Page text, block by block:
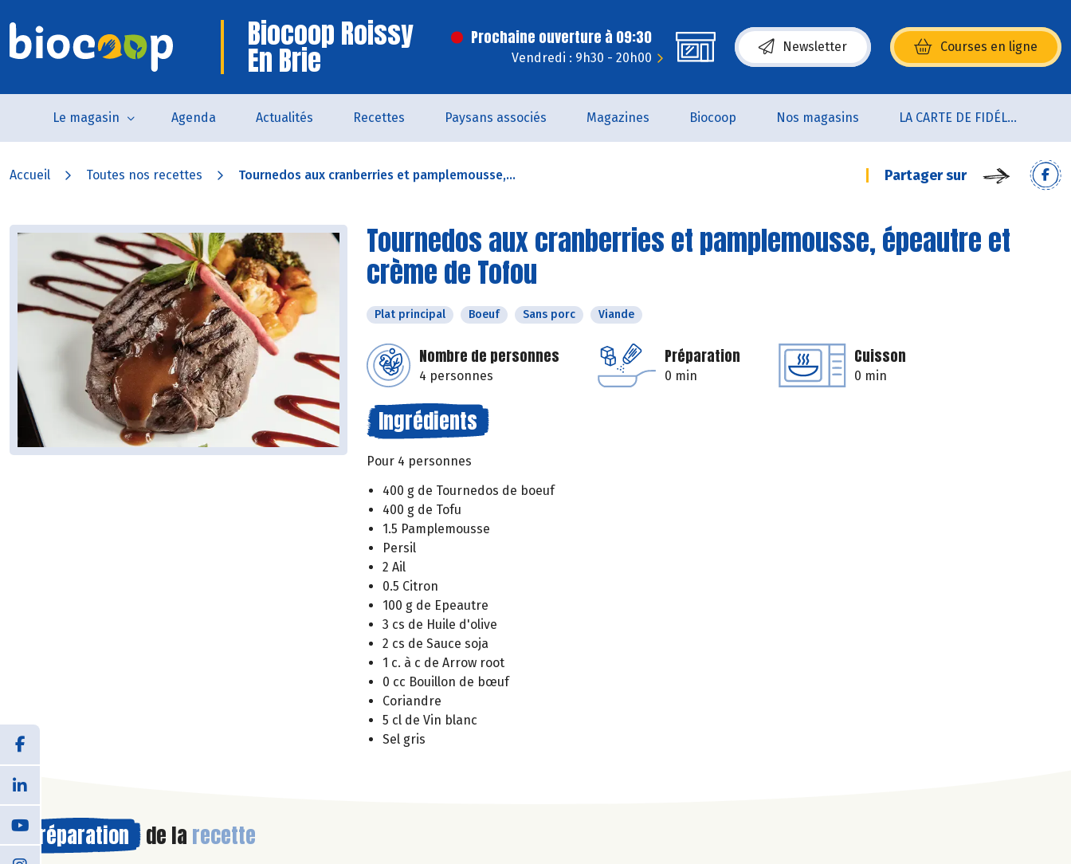
Biocoop Roissy
En Brie
Prochaine ouverture à 09:30
Vendredi : 9h30 - 20h00
Newsletter Courses en ligne
(s’ouvre dans une nouvelle fenêtre)
Le magasin Agenda Actualités Recettes Paysans associés Magazines Biocoop Nos magasins LA CARTE DE FIDÉLITÉ
Accueil Toutes nos recettes Tournedos aux cranberries et pamplemousse,... Partager sur
Tournedos aux cranberries et pamplemousse, épeautre et
crème de Tofou
Plat principal Boeuf Sans porc Viande
Nombre de personnes
4 personnes
Préparation
0 min
Cuisson
0 min
Ingrédients
Pour 4 personnes
400 g de Tournedos de boeuf
400 g de Tofu
1.5 Pamplemousse
Persil
2 Ail
0.5 Citron
100 g de Epeautre
3 cs de Huile d'olive
2 cs de Sauce soja
1 c. à c de Arrow root
0 cc Bouillon de bœuf
Coriandre
5 cl de Vin blanc
Sel gris
Préparation de la recette